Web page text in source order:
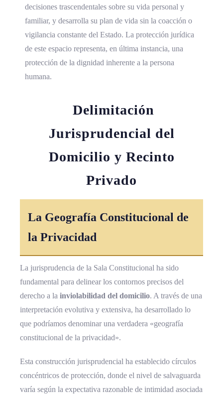
decisiones trascendentales sobre su vida personal y
familiar, y desarrolla su plan de vida sin la coacción o
vigilancia constante del Estado. La protección jurídica
de este espacio representa, en última instancia, una
protección de la dignidad inherente a la persona
humana.
Delimitación
Jurisprudencial del
Domicilio y Recinto
Privado
La Geografía Constitucional de
la Privacidad
La jurisprudencia de la Sala Constitucional ha sido
fundamental para delinear los contornos precisos del
derecho a la inviolabilidad del domicilio. A través de una
interpretación evolutiva y extensiva, ha desarrollado lo
que podríamos denominar una verdadera «geografía
constitucional de la privacidad».
Esta construcción jurisprudencial ha establecido círculos
concéntricos de protección, donde el nivel de salvaguarda
varía según la expectativa razonable de intimidad asociada